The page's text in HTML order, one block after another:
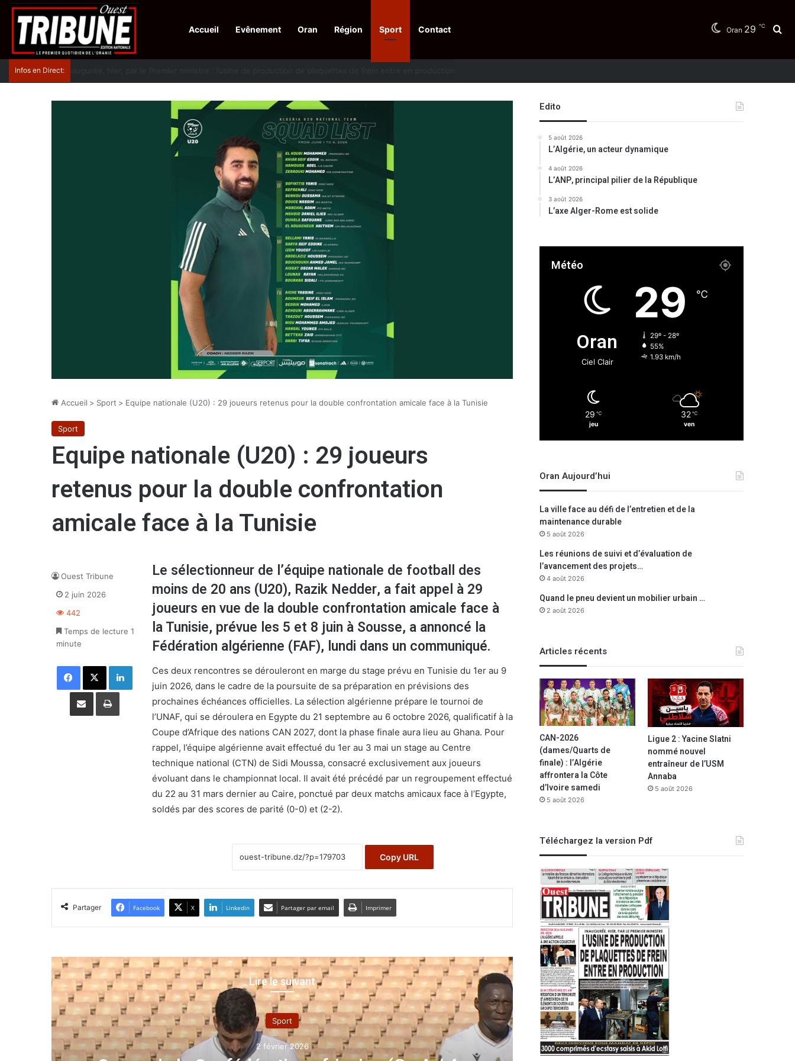
Accueil Evênement Oran Région Sport Contact Oran 29 ℃
Infos en Direct:
Accueil > Sport > Equipe nationale (U20) : 29 joueurs retenus pour la double confrontation amicale face à la Tunisie
Sport
Equipe nationale (U20) : 29 joueurs
retenus pour la double confrontation
amicale face à la Tunisie
Le sélectionneur de l’équipe nationale de football des
moins de 20 ans (U20), Razik Nedder, a fait appel à 29
joueurs en vue de la double confrontation amicale face à
la Tunisie, prévue les 5 et 8 juin à Sousse, a annoncé la
Fédération algérienne (FAF), lundi dans un communiqué.
Ces deux rencontres se dérouleront en marge du stage prévu en Tunisie du 1er au 9
juin 2026, dans le cadre de la poursuite de sa préparation en prévisions des
prochaines échéances officielles. La sélection algérienne prépare le tournoi de
l’UNAF, qui se déroulera en Egypte du 21 septembre au 6 octobre 2026, qualificatif à la
Coupe d’Afrique des nations CAN 2027, dont la phase finale aura lieu au Ghana. Pour
rappel, l’équipe algérienne avait effectué du 1er au 3 mai un stage au Centre
technique national (CTN) de Sidi Moussa, consacré exclusivement aux joueurs
évoluant dans le championnat local. Il avait été précédé par un regroupement effectué
du 22 au 31 mars dernier au Caire, ponctué par deux matchs amicaux face à l’Egypte,
soldés par des scores de parité (0-0) et (2-2).
Copy URL
Ouest Tribune
2 juin 2026
442
Temps de lecture 1
minute
Facebook X Linkedin
Partager par email Imprimer
Partager Facebook X Linkedin Partager par email Imprimer
Lire le suivant
Sport
2 février 2026
Edito
5 août 2026
L’Algérie, un acteur dynamique
4 août 2026
L’ANP, principal pilier de la République
3 août 2026
L’axe Alger-Rome est solide
Météo
Oran
Ciel Clair
29 ℃
29º - 28º
55%
1.93 km/h
29 ℃
jeu
32 ℃
ven
Oran Aujourd’hui
La ville face au défi de l’entretien et de la
maintenance durable
5 août 2026
Les réunions de suivi et d’évaluation de
l’avancement des projets…
4 août 2026
Quand le pneu devient un mobilier urbain …
2 août 2026
Articles récents
CAN-2026
(dames/Quarts de
finale) : l’Algérie
affrontera la Côte
d’Ivoire samedi
5 août 2026
Ligue 2 : Yacine Slatni
nommé nouvel
entraîneur de l’USM
Annaba
5 août 2026
Téléchargez la version Pdf